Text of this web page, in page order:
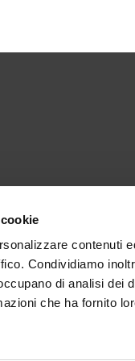
contenuti
Condividiamo
di analisi dei
che ha fornito